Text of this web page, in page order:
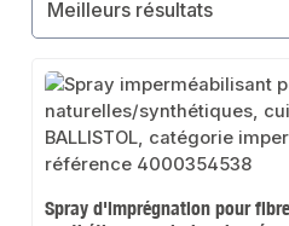
Spray d'imprégnation pour